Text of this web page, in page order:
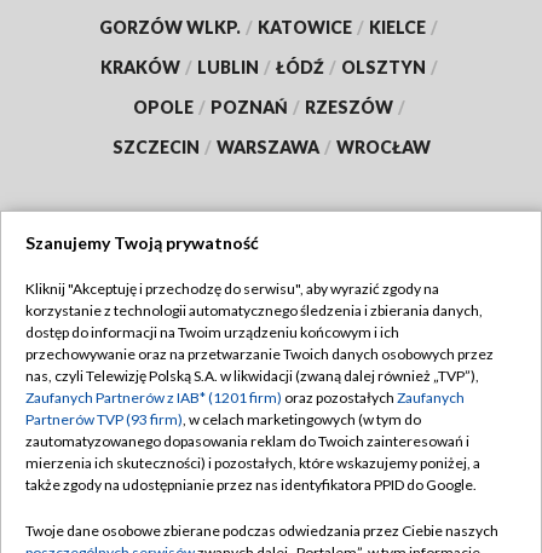
GORZÓW WLKP. / KATOWICE / KIELCE /
KRAKÓW / LUBLIN / ŁÓDŹ / OLSZTYN /
OPOLE / POZNAŃ / RZESZÓW /
SZCZECIN / WARSZAWA / WROCŁAW
TVP
Abonament TVP
Emisja w TVP
Centrum informacji TVP
Naziemna Telewizja Cyfrowa
Regulamin TVP
Polityka prywatności
Moje zgody
Pomoc
Szanujemy Twoją prywatność
Kliknij "Akceptuję i przechodzę do serwisu", aby wyrazić zgody na
korzystanie z technologii automatycznego śledzenia i zbierania danych,
dostęp do informacji na Twoim urządzeniu końcowym i ich
przechowywanie oraz na przetwarzanie Twoich danych osobowych przez
nas, czyli Telewizję Polską S.A. w likwidacji (zwaną dalej również „TVP”),
Zaufanych Partnerów z IAB* (1201 firm) oraz pozostałych Zaufanych
Partnerów TVP (93 firm), w celach marketingowych (w tym do
zautomatyzowanego dopasowania reklam do Twoich zainteresowań i
mierzenia ich skuteczności) i pozostałych, które wskazujemy poniżej, a
także zgody na udostępnianie przez nas identyfikatora PPID do Google.
Twoje dane osobowe zbierane podczas odwiedzania przez Ciebie naszych